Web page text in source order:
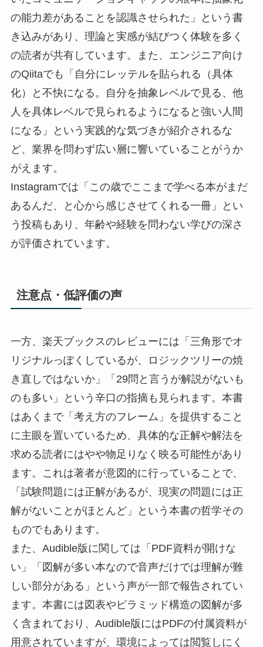
の能力差があることを認識させられた」という書
き込みがあり、理論と実感が結びつく体験を多く
の読者が共有しています。また、エンジニア向け
のQiitaでも「自分にレッテルを貼られる（具体
化）と不快になる。自分を抽象レベルで見る、他
人を具体レベルで見られるようになると強い人間
になる」という実践的な気づきが紹介されるな
ど、業界を問わず広い層に響いていることがうか
がえます。
Instagramでは「この歳でここまで学べる本がまだ
あるんだ、と心から感じさせてくれる一冊」とい
う投稿もあり、年齢や経験を問わない学びの深さ
が評価されています。
注意点・低評価の声
一方、楽天ブックスのレビューには「三角形でオ
リジナルっぽくしているが、ロジックツリーの焼
き直しではないか」「29問と言うが解説がないも
のも多い」という辛口の指摘も見られます。本書
はあくまで「考え方のフレーム」を提供すること
に主眼を置いているため、具体的な正解や解法を
求める読者にはやや物足りなく映る可能性があり
ます。これは著者が意図的に行っていることで、
「試験問題には正解があるが、現実の問題には正
解がないことがほとんど」という本書の哲学その
ものでもあります。
また、Audible版に関しては「PDF資料が開けな
い」「図解が多い本なので音声だけでは理解が難
しい部分がある」という声が一部で報告されてい
ます。本書には図表やピラミッド構造の図解が多
く含まれており、Audible版にはPDFの付属資料が
用意されていますが、環境によっては閲覧しにく